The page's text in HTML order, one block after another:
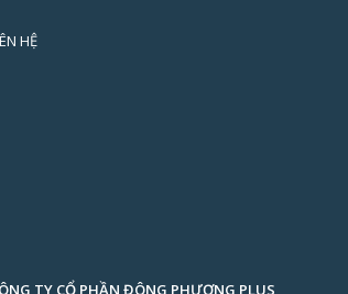
HỆ
TY CỔ PHẦN ĐÔNG PHƯƠNG PLUS